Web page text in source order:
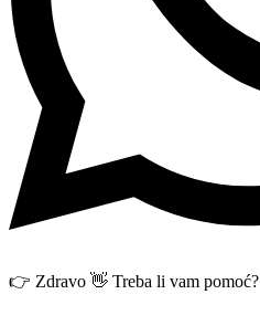
👉 Zdravo 👋 Treba li vam pomoć?